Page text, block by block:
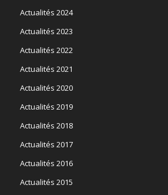
Actualités 2024
Actualités 2023
Actualités 2022
Actualités 2021
Actualités 2020
Actualités 2019
Actualités 2018
Actualités 2017
Actualités 2016
Actualités 2015